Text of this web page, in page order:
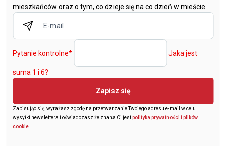
mieszkańców oraz o tym, co dzieje się na co dzień w mieście.
Pytanie kontrolne* Jaka jest
suma 1 i 6?
Zapisz się
Zapisując się, wyrażasz zgodę na przetwarzanie Twojego adresu e-mail w celu
wysyłki newslettera i oświadczasz że znana Ci jestpolityka prywatności i plików
cookie